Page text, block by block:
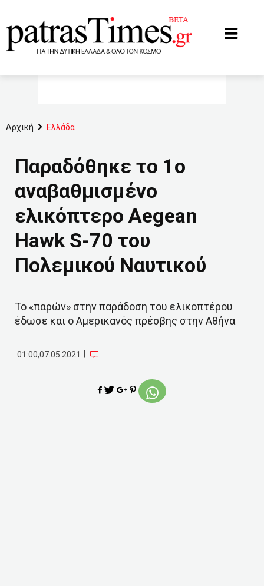
Αρχική Ελλάδα
Παραδόθηκε το 1ο
αναβαθμισμένο
ελικόπτερο Aegean
Hawk S-70 του
Πολεμικού Ναυτικού
Το «παρών» στην παράδοση του ελικοπτέρου
έδωσε και ο Αμερικανός πρέσβης στην Αθήνα
01:00,07.05.2021